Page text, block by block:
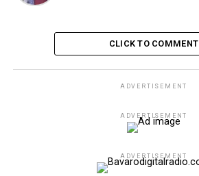
CLICK TO COMMENT
ADVERTISEMENT
ADVERTISEMENT
ADVERTISEMENT